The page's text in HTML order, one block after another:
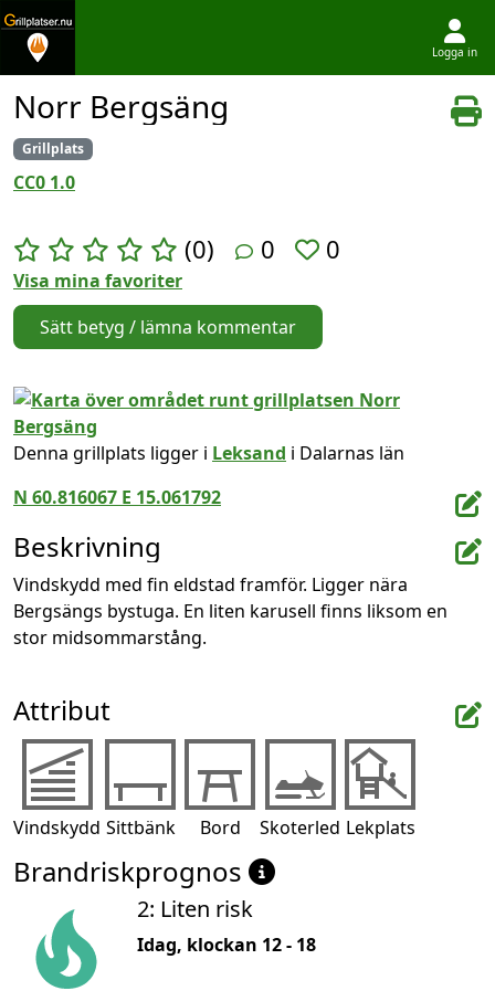
Logga in
Norr Bergsäng
Grillplats
CC0 1.0
(0) 0 0
Visa mina favoriter
Sätt betyg / lämna kommentar
Denna grillplats ligger i Leksand i Dalarnas län
N 60.816067 E 15.061792
Beskrivning
Vindskydd med fin eldstad framför. Ligger nära
Bergsängs bystuga. En liten karusell finns liksom en
stor midsommarstång.
Attribut
Vindskydd Sittbänk Bord Skoterled Lekplats
Brandriskprognos
2: Liten risk
Idag, klockan 12 - 18